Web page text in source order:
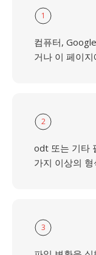
1
컴퓨터,
거나 이 페이
2
odt 또는 기타
가지 이상의
3